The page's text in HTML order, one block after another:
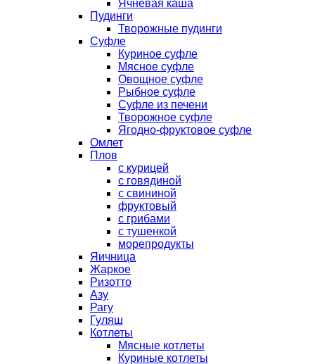
Ячневая каша
Пудинги
Творожные пудинги
Суфле
Куриное суфле
Мясное суфле
Овощное суфле
Рыбное суфле
Суфле из печени
Творожное суфле
Ягодно-фруктовое суфле
Омлет
Плов
с курицей
с говядиной
с свининой
фруктовый
с грибами
с тушенкой
морепродукты
Яичница
Жаркое
Ризотто
Азу
Рагу
Гуляш
Котлеты
Мясные котлеты
Куриные котлеты